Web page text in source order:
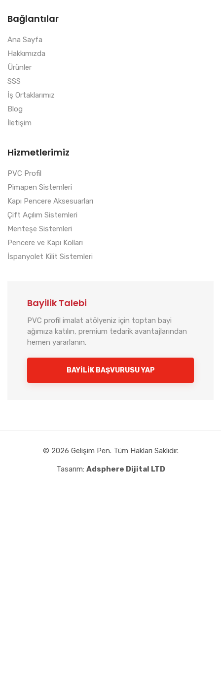
Bağlantılar
Ana Sayfa
Hakkımızda
Ürünler
SSS
İş Ortaklarımız
Blog
İletişim
Hizmetlerimiz
PVC Profil
Pimapen Sistemleri
Kapı Pencere Aksesuarları
Çift Açılım Sistemleri
Menteşe Sistemleri
Pencere ve Kapı Kolları
İspanyolet Kilit Sistemleri
Bayilik Talebi
PVC profil imalat atölyeniz için toptan bayi
ağımıza katılın, premium tedarik avantajlarından
hemen yararlanın.
BAYILIK BAŞVURUSU YAP
© 2026 Gelişim Pen. Tüm Hakları Saklıdır.
Tasarım: Adsphere Dijital LTD